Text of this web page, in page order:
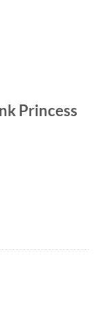
Princess